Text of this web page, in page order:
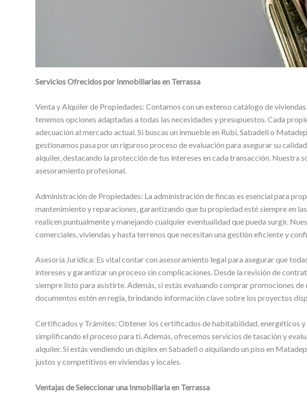
Servicios Ofrecidos por Inmobiliarias en Terrassa
Venta y Alquiler de Propiedades: Contamos con un extenso catálogo de
tenemos opciones adaptadas a todas las necesidades y presupuestos. Cada
adecuación al mercado actual. Si buscas un inmueble en Rubí, Sabadell o
gestionamos pasa por un riguroso proceso de evaluación para asegurar su
alquiler, destacando la protección de tus intereses en cada transacción.
asesoramiento profesional.
Administración de Propiedades: La administración de fincas es esencial para
mantenimiento y reparaciones, garantizando que tu propiedad esté siempre en
realicen puntualmente y manejando cualquier eventualidad que pueda surgir.
comerciales, viviendas y hasta terrenos que necesitan una gestión eficiente y
Asesoría Jurídica: Es vital contar con asesoramiento legal para asegurar que
intereses y garantizar un proceso sin complicaciones. Desde la revisión de
siempre listo para asistirte. Además, si estás evaluando comprar promociones
documentos estén en regla, brindando información clave sobre los proyectos
Certificados y Trámites: Obtener los certificados de habitabilidad, energéticos
simplificando el proceso para ti. Además, ofrecemos servicios de tasación y
alquiler. Si estás vendiendo un dúplex en Sabadell o alquilando un piso en
justos y competitivos en viviendas y locales.
Ventajas de Seleccionar una Inmobiliaria en Terrassa